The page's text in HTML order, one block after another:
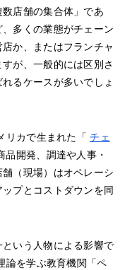
店舗の集合体」であ
多くの業態がチェーン
か、またはフランチャ
が、一般的には区別さ
るケースが多いでしょ
リカで生まれた「チェ
品開発、調達や人事・
（現場）はオペレーシ
プとコストダウンを同
いう人物による影響で
論を学ぶ教育機関「ペ